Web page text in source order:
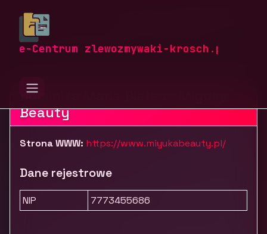
e-Centrum zlewozmywaki-krosch.pl
zlewozmywaki-krosch.pl
Kosmetyki i pielęgnacja
Dominika Maria Białas - Miyuka
Beauty
Strona WWW: https://www.miyukabeauty.pl/
Dane rejestrowe
NIP 7773455686